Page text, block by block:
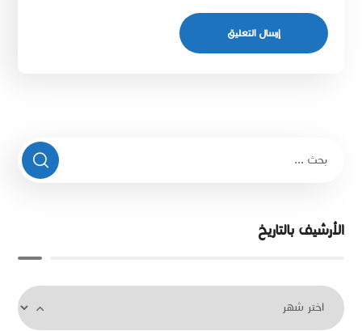
الأرشيف بالتاريخ